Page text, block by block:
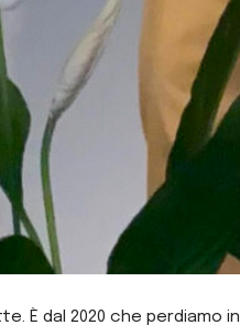
È dal 2020 che